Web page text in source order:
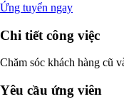
Ứng tuyển ngay
Chi tiết công việc
Chăm sóc khách hàng cũ
Yêu cầu ứng viên